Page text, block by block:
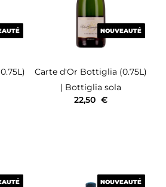
NOUVEAUTÉ
Carte d'Or Bottiglia (0.75L)
| Bottiglia sola
NOUVEAUTÉ
22,50 €
NOUVEAUTÉ
NOUVEAUTÉ